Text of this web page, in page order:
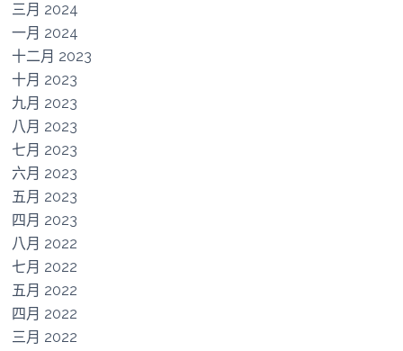
三月 2024
一月 2024
十二月 2023
十月 2023
九月 2023
八月 2023
七月 2023
六月 2023
五月 2023
四月 2023
八月 2022
七月 2022
五月 2022
四月 2022
三月 2022